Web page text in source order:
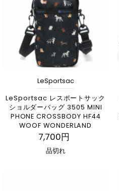
LeSportsac
LeSportsac レスポートサック
ショルダーバッグ 3505 MINI
PHONE CROSSBODY HF44
WOOF WONDERLAND
7,700円
品切れ